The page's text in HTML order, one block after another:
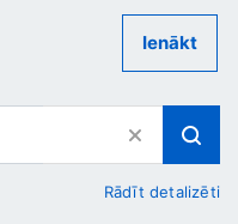
Ienākt
Rādīt detalizēti